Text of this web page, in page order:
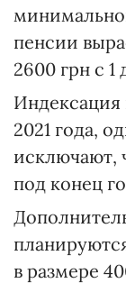
пенсии
2600 грн с 1
Индексация
2021 года,
исключают,
под конец
в размере